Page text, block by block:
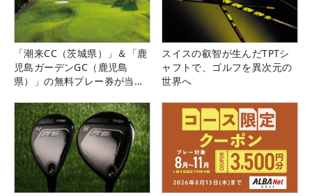
「潮来CC（茨城県）」＆「鹿
児島ガーデンGC（鹿児島
県）」の無料プレー券が当た
スイスの叡智が生んだTPTシ
ャフトで、ゴルフを異次元の
世界へ